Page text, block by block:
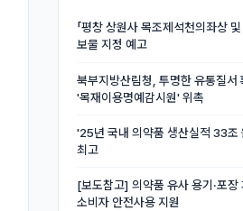
「평창 상원사 목조제석천의좌상 및
보물 지정 예고
북부지방산림청, 투명한 유통질서
'목재이용명예감시원' 위촉
'25년 국내 의약품 생산실적 33조
최고
[보도참고] 의약품 유사 용기·포장
소비자 안전사용 지원